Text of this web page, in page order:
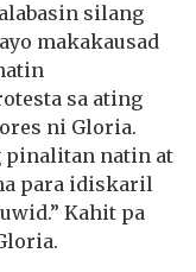
silang
makakausad
sa ating
ni Gloria.
pinalitan natin at
para idiskaril
Kahit pa